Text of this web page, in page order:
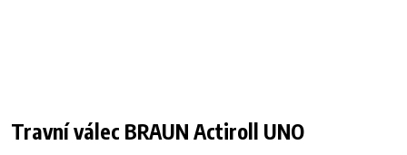
Travní válec BRAUN Actiroll UNO